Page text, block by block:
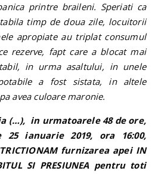
printre braileni. Speriati ca
timp de doua zile, locuitorii
apropiate au triplat consumul
rezerve, fapt care a blocat mai
in urma asaltului, in unele
a fost sistata, in altele
avea culoare maronie.
(…), in urmatoarele 48 de ore,
ianuarie 2019, ora 16:00,
furnizarea apei IN
SI PRESIUNEA pentru toti